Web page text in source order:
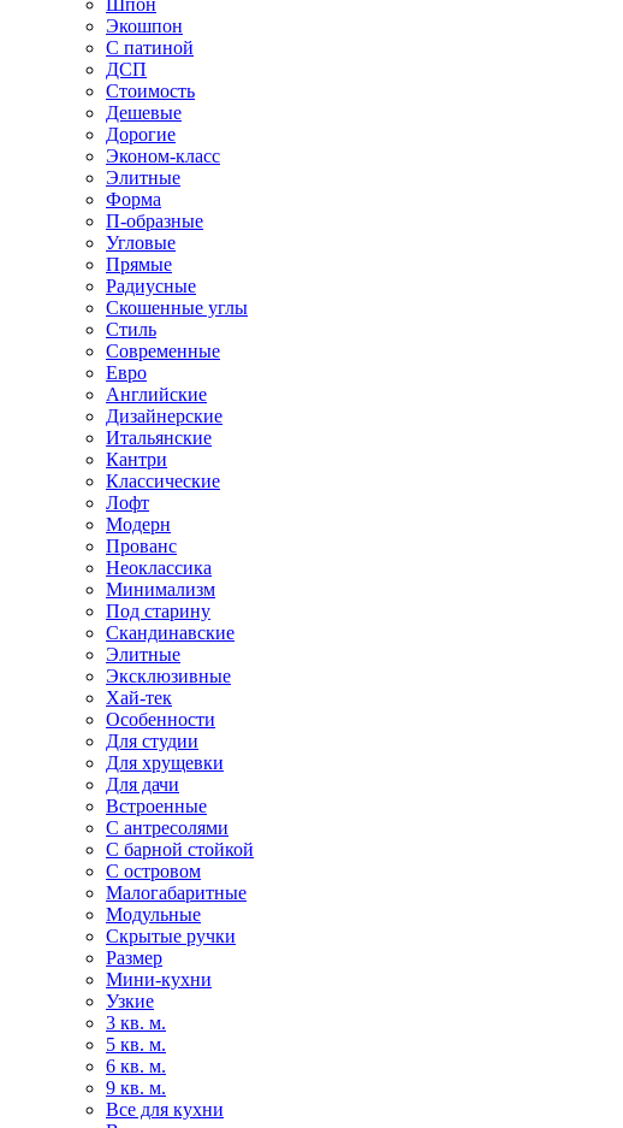
Экошпон
С патиной
ДСП
Стоимость
Дешевые
Дорогие
Эконом-класс
Элитные
Форма
П-образные
Угловые
Прямые
Радиусные
Скошенные углы
Стиль
Современные
Евро
Английские
Дизайнерские
Итальянские
Кантри
Классические
Лофт
Модерн
Прованс
Неоклассика
Минимализм
Под старину
Скандинавские
Элитные
Эксклюзивные
Хай-тек
Особенности
Для студии
Для хрущевки
Для дачи
Встроенные
С антресолями
С барной стойкой
С островом
Малогабаритные
Модульные
Скрытые ручки
Размер
Мини-кухни
Узкие
3 кв. м.
5 кв. м.
6 кв. м.
9 кв. м.
Все для кухни